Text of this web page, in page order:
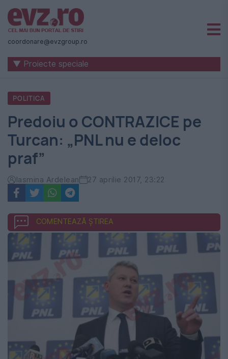
Știri
naționale
internaționale
România
-
Evenimentul
Zilei
coordonare@evzgroup.ro
▼ Proiecte speciale
POLITICA
Predoiu o CONTRAZICE pe
Turcan: „PNL nu e deloc
praf”
Iasmina Ardelean 27 aprilie 2017, 23:22
COMENTEAZĂ ȘTIREA